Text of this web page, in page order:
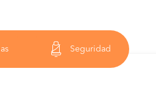
Seguridad